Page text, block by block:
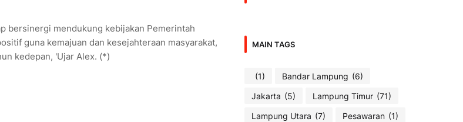
bersinergi mendukung kebijakan Pemerintah
guna kemajuan dan kesejahteraan masyarakat,
kedepan, 'Ujar Alex. (*)
MAIN TAGS
(1) Bandar Lampung (6)
Jakarta (5) Lampung Timur (71)
Lampung Utara (7) Pesawaran (1)